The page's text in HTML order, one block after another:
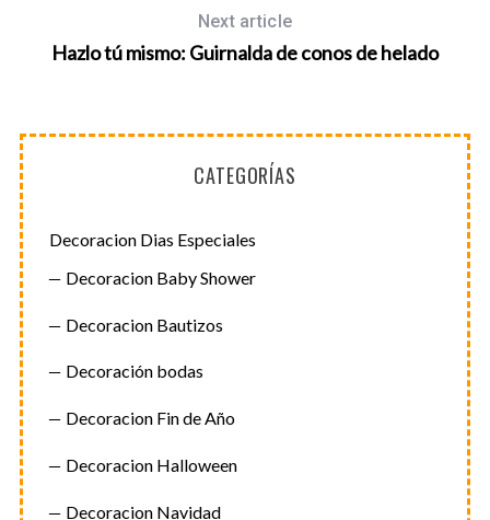
Next article
Hazlo tú mismo: Guirnalda de conos de helado
CATEGORÍAS
Decoracion Dias Especiales
Decoracion Baby Shower
Decoracion Bautizos
Decoración bodas
Decoracion Fin de Año
Decoracion Halloween
Decoracion Navidad
a
h